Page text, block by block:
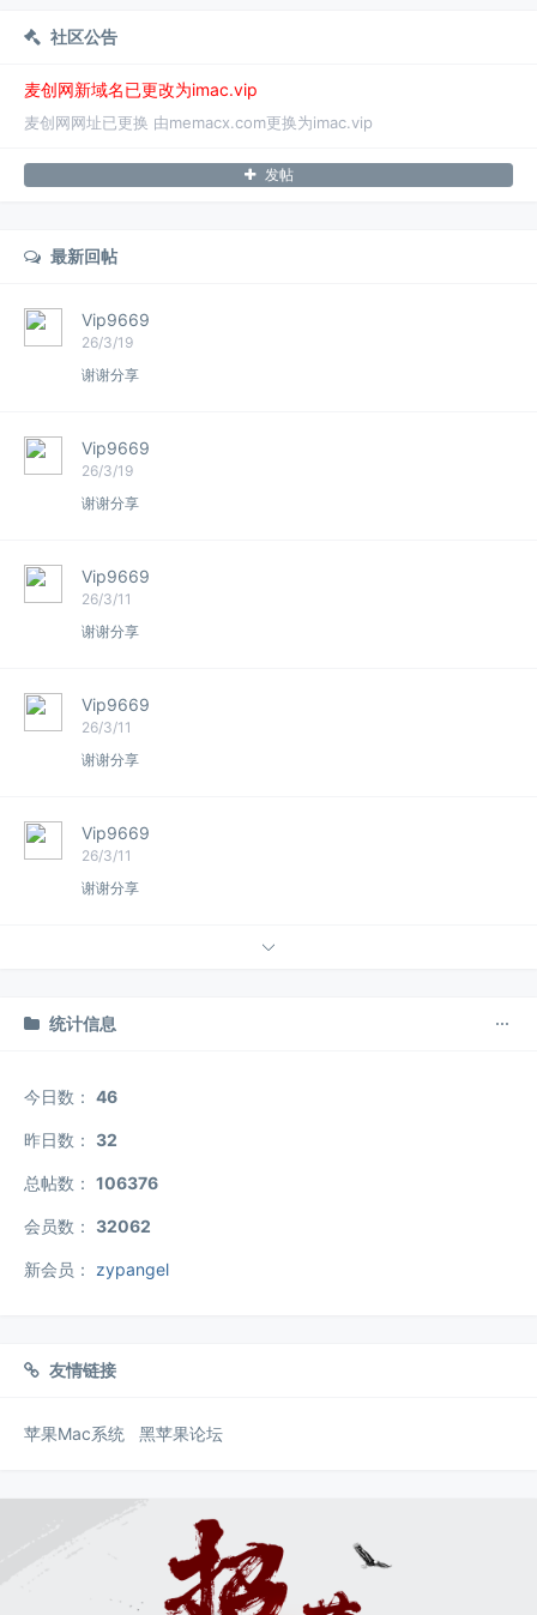
社区公告
麦创网新域名已更改为imac.vip
麦创网网址已更换 由memacx.com更换为imac.vip
发帖
最新回帖
Vip9669
26/3/19
谢谢分享
Vip9669
26/3/19
谢谢分享
Vip9669
26/3/11
谢谢分享
Vip9669
26/3/11
谢谢分享
Vip9669
26/3/11
谢谢分享
统计信息
今日数： 46
昨日数： 32
总帖数： 106376
会员数： 32062
新会员： zypangel
友情链接
苹果Mac系统 黑苹果论坛